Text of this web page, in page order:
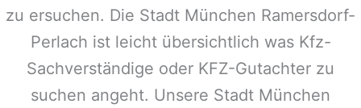
zu ersuchen. Die Stadt München Ramersdorf-
Perlach ist leicht übersichtlich was Kfz-
Sachverständige oder KFZ-Gutachter zu
suchen angeht. Unsere Stadt München